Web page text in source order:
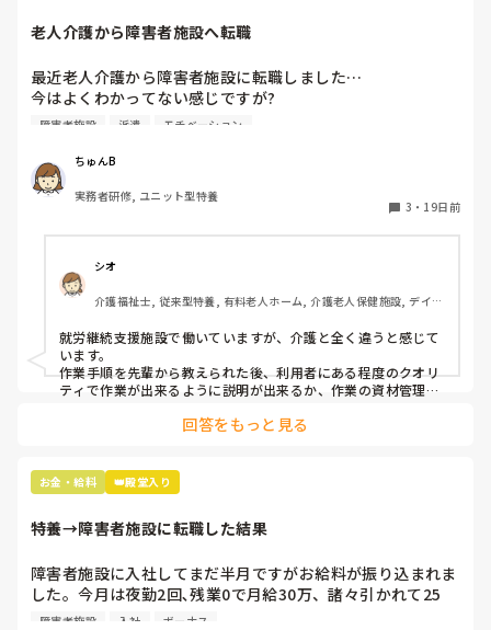
老人介護から障害者施設へ転職
最近老人介護から障害者施設に転職しました…
今はよくわかってない感じですが?
全く別物と思って働いてます
た方
どうですか?
障害者施設 派遣 モチベーション
ちゅんB
実務者研修, ユニット型特養
3 ・ 19日前
シオ
介護福祉士, 従来型特養, 有料老人ホーム, 介護老人保健施設, デイケ
機能型居宅介護
就労継続支援施設で働いていますが、介護と全く違うと感じて
います。
作業手順を先輩から教えられた後、利用者にある程度のクオリ
ティで作業が出来るように説明が出来るか、作業の資材管理や
先回りすれば業務に余裕を持てるという訳ではないので、介護
回答をもっと見る
お金・給料 👑殿堂入り
特養→障害者施設に転職した結果
障害者施設に入社してまだ半月ですがお給料が振り込まれま
した。今月は夜勤2回､残業0で月給30万、諸々引かれて25
万。前の職場の特養では毎月残業20時間程してやっと25行
障害者施設 入社 ボーナス